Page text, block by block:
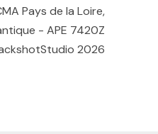
Pays de la Loire,
- APE 7420Z
2026